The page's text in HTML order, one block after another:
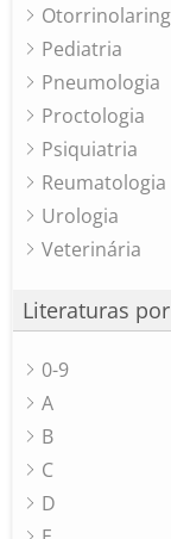
Pediatria
Pneumologia
Proctologia
Psiquiatria
Reumatologia
Urologia
Veterinária
Literaturas
0-9
A
B
C
D